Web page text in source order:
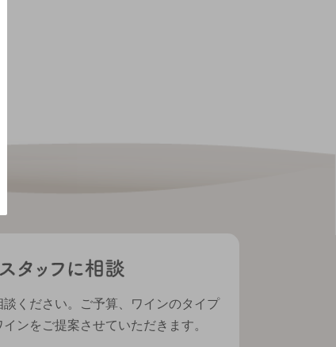
ください。ご予算、ワインのタイプ
ンをご提案させていただきます。